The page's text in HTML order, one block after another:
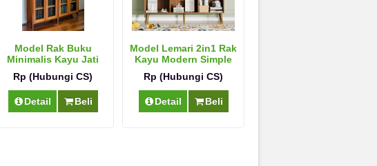
Model Rak Buku
Minimalis Kayu Jati
Rp (Hubungi CS)
Detail Beli
Model Lemari 2in1 Rak
Kayu Modern Simple
Rp (Hubungi CS)
Detail Beli